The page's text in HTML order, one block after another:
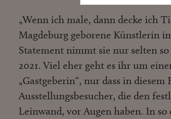
„Wenn ich male, dann decke ich
Magdeburg geborene Künstlerin
Statement nimmt sie nur selten
2021. Viel eher geht es ihr um
„Gastgeberin“, nur dass in
Ausstellungsbesucher, die den
Leinwand, vor Augen haben. In